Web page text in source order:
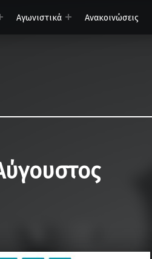
Αγωνιστικά Ανακοινώσεις